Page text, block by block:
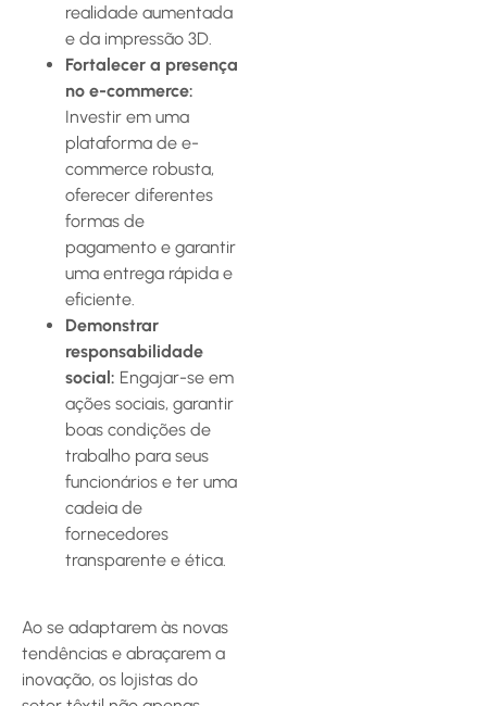
realidade aumentada
e da impressão 3D.
Fortalecer a presença
no e-commerce:
Investir em uma
plataforma de e-
commerce robusta,
oferecer diferentes
formas de
pagamento e garantir
uma entrega rápida e
eficiente.
Demonstrar
responsabilidade
social: Engajar-se em
ações sociais, garantir
boas condições de
trabalho para seus
funcionários e ter uma
cadeia de
fornecedores
transparente e ética.
Ao se adaptarem às novas
tendências e abraçarem a
inovação, os lojistas do